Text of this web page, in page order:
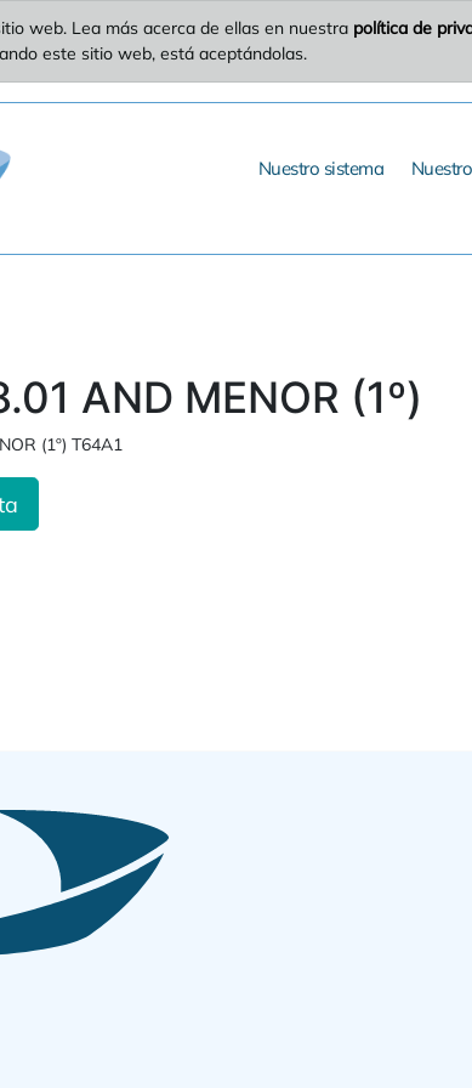
web. Lea más acerca de ellas en nuestra política de
este sitio web, está aceptándolas.
Nuestro sistema
AND MENOR (1º)
(1º) T64A1